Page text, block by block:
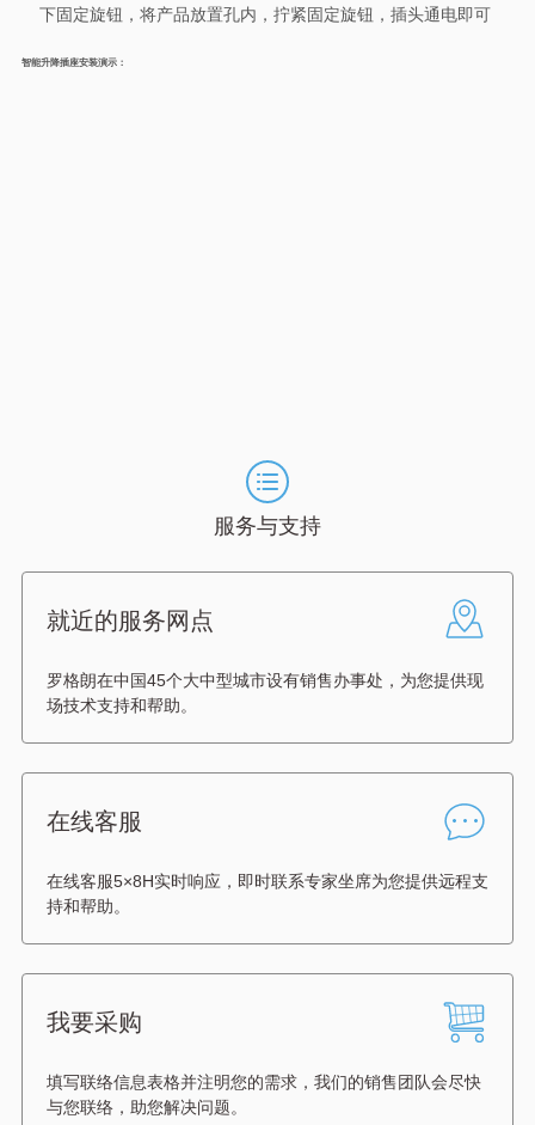
下固定旋钮，将产品放置孔内，拧紧固定旋钮，插头通电即可
智能升降插座安装演示：
服务与支持
就近的服务网点
罗格朗在中国45个大中型城市设有销售办事处，为您提供现
场技术支持和帮助。
在线客服
在线客服5×8H实时响应，即时联系专家坐席为您提供远程支
持和帮助。
我要采购
填写联络信息表格并注明您的需求，我们的销售团队会尽快
与您联络，助您解决问题。